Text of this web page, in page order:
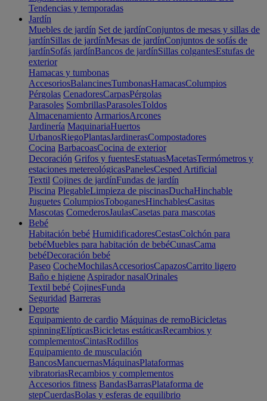
Tendencias y temporadas
Jardín
Muebles de jardín Set de jardínConjuntos de mesas y sillas de
jardínSillas de jardínMesas de jardínConjuntos de sofás de
jardínSofás jardínBancos de jardínSillas colgantesEstufas de
exterior
Hamacas y tumbonas
AccesoriosBalancinesTumbonasHamacasColumpios
Pérgolas CenadoresCarpasPérgolas
Parasoles SombrillasParasolesToldos
Almacenamiento ArmariosArcones
Jardinería MaquinariaHuertos
UrbanosRiegoPlantasJardinerasCompostadores
Cocina BarbacoasCocina de exterior
Decoración Grifos y fuentesEstatuasMacetasTermómetros y
estaciones metereológicasPanelesCesped Artificial
Textil Cojines de jardínFundas de jardín
Piscina PlegableLimpieza de piscinasDuchaHinchable
Juguetes ColumpiosToboganesHinchablesCasitas
Mascotas ComederosJaulasCasetas para mascotas
Bebé
Habitación bebé HumidificadoresCestasColchón para
bebéMuebles para habitación de bebéCunasCama
bebéDecoración bebé
Paseo CocheMochilasAccesoriosCapazosCarrito ligero
Baño e higiene Aspirador nasalOrinales
Textil bebé CojinesFunda
Seguridad Barreras
Deporte
Equipamiento de cardio Máquinas de remoBicicletas
spinningElípticasBicicletas estáticasRecambios y
complementosCintasRodillos
Equipamiento de musculación
BancosMancuernasMáquinasPlataformas
vibratoriasRecambios y complementos
Accesorios fitness BandasBarrasPlataforma de
stepCuerdasBolas y esferas de equilibrio